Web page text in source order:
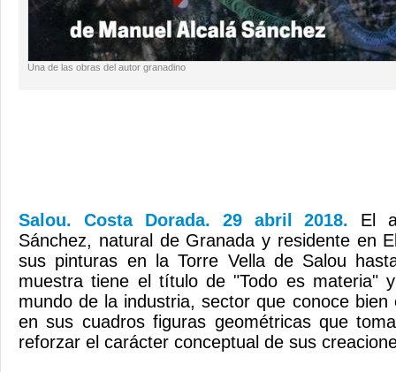
Una de las obras del autor granadino
Salou. Costa Dorada. 29 abril 2018. El
Sánchez, natural de Granada y residente en
sus pinturas en la Torre Vella de Salou
muestra tiene el título de "Todo es materia"
mundo de la industria, sector que conoce bien
en sus cuadros figuras geométricas que
reforzar el carácter conceptual de sus